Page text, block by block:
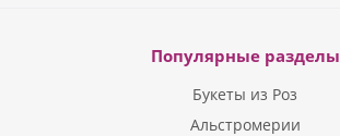
Популярные разделы
Букеты из Роз
Альстромерии